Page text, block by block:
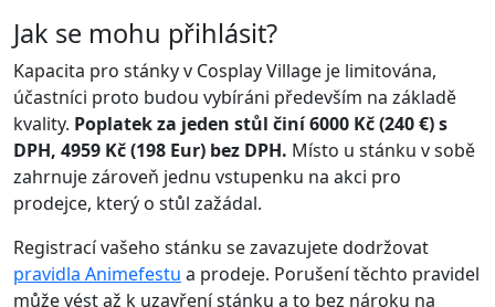
Jak se mohu přihlásit?
Kapacita pro stánky v Cosplay Village je limitována,
účastníci proto budou vybíráni především na základě
kvality. Poplatek za jeden stůl činí 6000 Kč (240 €) s
DPH, 4959 Kč (198 Eur) bez DPH. Místo u stánku v sobě
zahrnuje zároveň jednu vstupenku na akci pro
prodejce, který o stůl zažádal.
Registrací vašeho stánku se zavazujete dodržovat
pravidla Animefestu a prodeje. Porušení těchto pravidel
může vést až k uzavření stánku a to bez nároku na